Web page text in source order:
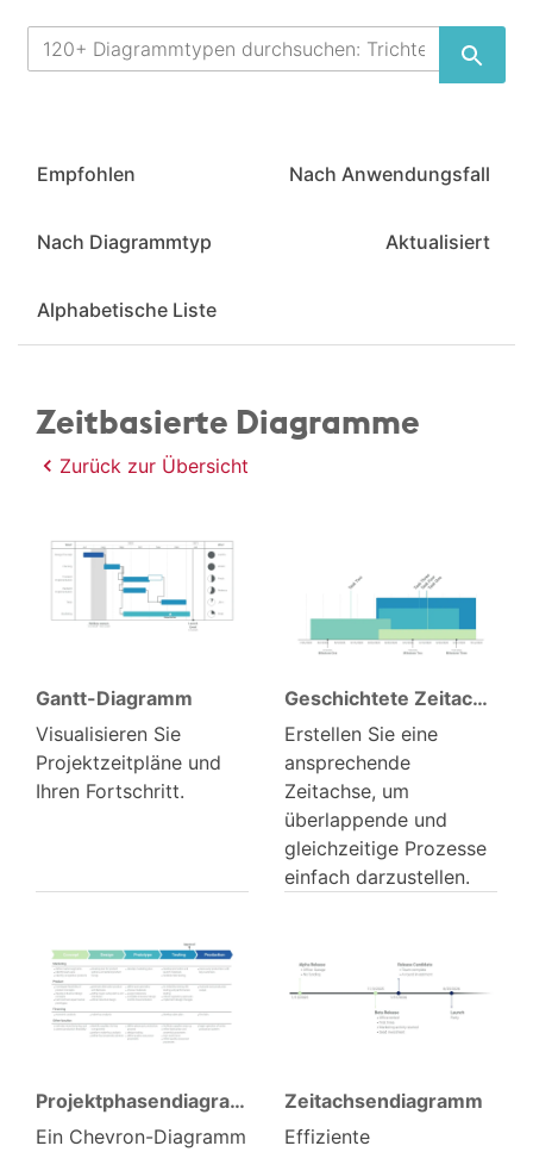
Empfohlen Nach Anwendungsfall
Nach Diagrammtyp Aktualisiert
Alphabetische Liste
Zeitbasierte Diagramme
Zurück zur Übersicht
Gantt-Diagramm
Visualisieren Sie
Projektzeitpläne und
Ihren Fortschritt.
Geschichtete Zeitachse
Erstellen Sie eine
ansprechende
Zeitachse, um
überlappende und
gleichzeitige Prozesse
einfach darzustellen.
Projektphasen­diagramm
Ein Chevron-Diagramm
Zeitachsen­diagramm
Effiziente